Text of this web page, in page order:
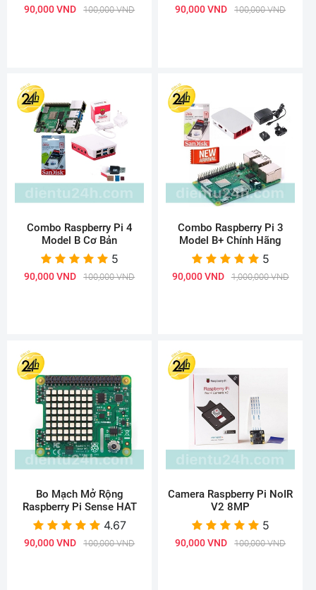
90,000 VND 100,000 VND 90,000 VND 100,000 VND
Combo Raspberry Pi 4
Model B Cơ Bản
5
90,000 VND 100,000 VND
Combo Raspberry Pi 3
Model B+ Chính Hãng
5
90,000 VND 1,000,000 VND
Bo Mạch Mở Rộng
Raspberry Pi Sense HAT
4.67
90,000 VND 100,000 VND
Camera Raspberry Pi NoIR
V2 8MP
5
90,000 VND 100,000 VND